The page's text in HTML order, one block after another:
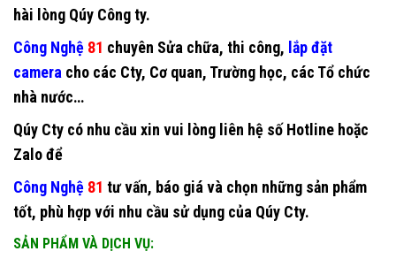
hài lòng Qúy Công ty.
Công Nghệ 81 chuyên Sửa chữa, thi công, lắp đặt
camera cho các Cty, Cơ quan, Trường học, các Tổ chức
nhà nước…
Qúy Cty có nhu cầu xin vui lòng liên hệ số Hotline hoặc
Zalo để
Công Nghệ 81 tư vấn, báo giá và chọn những sản phẩm
tốt, phù hợp với nhu cầu sử dụng của Qúy Cty.
SẢN PHẨM VÀ DỊCH VỤ: